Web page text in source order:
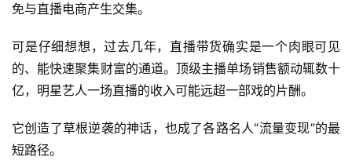
免与直播电商产生交集。
可是仔细想想，过去几年，直播带货确实是一个肉眼可见
的、能快速聚集财富的通道。顶级主播单场销售额动辄数十
亿，明星艺人一场直播的收入可能远超一部戏的片酬。
它创造了草根逆袭的神话，也成了各路名人“流量变现”的最
短路径。